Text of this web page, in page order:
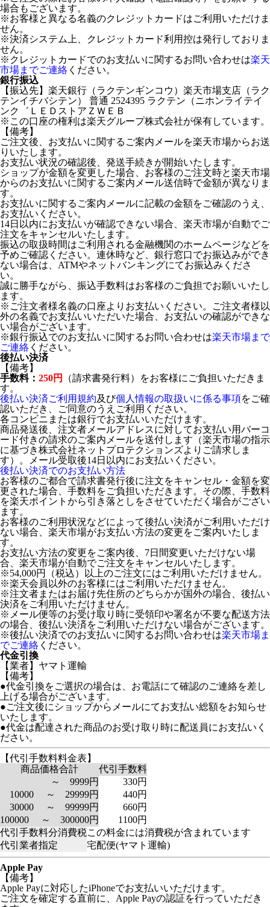
場合もございます。
※お客様と異なる名義のクレジットカードはご利用いただけま
せん。
※決済システム上、クレジットカード利用控は発行しておりま
せん。
※クレジットカードでのお支払いに関するお問い合わせは楽天
市場までご連絡 ください。
銀行振込
【振込先】楽天銀行（ラクテンギンコウ）楽天市場支店（ラク
テンイチバシテン） 普通 2524395 ラクテン（ニホンライテイ
ンク゛ＬＥＤストアＺＷＥＢ
※この口座の権利は楽天グループ株式会社が保有しています。
【備考】
ご注文後、お支払いに関するご案内メールを楽天市場からお送
りいたします。
お支払い状況の確認後、発送手続きが開始いたします。
ショップが金額を変更した場合、お客様のご注文時と楽天市場
からのお支払いに関するご案内メール送信時で金額が異なりま
す。
お支払いに関するご案内メールに記載の金額をご確認のうえ、
お支払いください。
14日以内にお支払いが確認できない場合、楽天市場が自動でご
注文をキャンセルいたします。
振込の取扱時間はご利用される金融機関のホームページなどを
予めご確認ください。連休時など、銀行窓口でお振込みができ
ない場合は、ATMやネットバンキングにてお振込みくださ
い。
誠に勝手ながら、振込手数料はお客様のご負担でお願いいたし
ます。
※ご注文者様名義の口座よりお支払いください。ご注文者様以
外の名義でお支払いいただいた場合、お支払いの確認ができな
い場合がございます。
※銀行振込でのお支払いに関するお問い合わせは楽天市場まで
ご連絡 ください。
後払い決済
【備考】
手数料： 250円
（請求書発行料）をお客様にご負担いただきま
す。
後払い決済ご利用規約及び個人情報の取扱いに係る事項をご確
認いただき、ご同意のうえご利用ください。
各コンビニまたは銀行でお支払いいただけます。
商品発送後、注文者メールアドレスに対してお支払い用バーコ
ード付きの請求のご案内メールを送付します（楽天市場の指示
に基づき株式会社ネットプロテクションズよりご請求しま
す）。メール受取後14日以内にお支払いください。
後払い決済でのお支払い方法
お客様のご都合で請求書発行後に注文をキャンセル・金額を変
更された場合、手数料をご負担いただきます。その際、手数料
を楽天ポイントから引き落としをさせていただく場合がござい
ます。
お客様のご利用状況などによって後払い決済がご利用いただけ
ない場合、楽天市場がお支払い方法の変更をご案内いたしま
す。
お支払い方法の変更をご案内後、7日間変更いただけない場
合、楽天市場が自動でご注文をキャンセルいたします。
※54,000円（税込）以上のご注文にはご利用いただけません。
※楽天会員以外のお客様にはご利用いただけません。
※注文者またはお届け先住所のどちらかが国外の場合、後払い
決済をご利用いただけません。
※メール便等のお受け取り時に受領印や署名が不要な配送方法
の場合、後払い決済をご利用いただけない場合がございます。
※後払い決済でのお支払いに関するお問い合わせは楽天市場ま
でご連絡 ください。
代金引換
【業者】ヤマト運輸
【備考】
●代金引換をご選択の場合は、お電話にて確認のご連絡を差し
上げる場合がございます。
●ご注文後にショップからメールにてお支払い総額をお知らせ
いたします。
●代金は配達された商品のお受け取り時に配送員にお支払いく
ださい。
【代引手数料料金表】
商品価格合計
代引手数料
～ 9999円
330円
10000 ～ 29999円
440円
30000 ～ 99999円
660円
100000 ～ 300000円
1100円
代引手数料分消費税この料金には消費税が含まれています
代引業者指定
宅配便(ヤマト運輸)
Apple Pay
【備考】
Apple Payに対応したiPhoneでお支払いいただけます。
ご注文を確定する直前に、Apple Payの認証を行っていただき